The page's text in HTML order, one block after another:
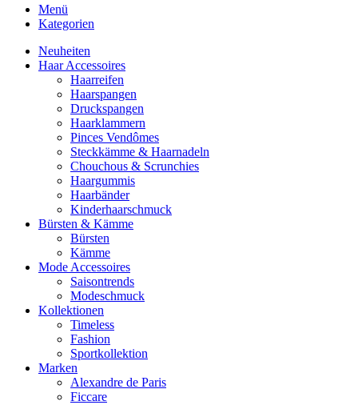
Menü
Kategorien
Neuheiten
Haar Accessoires
Haarreifen
Haarspangen
Druckspangen
Haarklammern
Pinces Vendômes
Steckkämme & Haarnadeln
Chouchous & Scrunchies
Haargummis
Haarbänder
Kinderhaarschmuck
Bürsten & Kämme
Bürsten
Kämme
Mode Accessoires
Saisontrends
Modeschmuck
Kollektionen
Timeless
Fashion
Sportkollektion
Marken
Alexandre de Paris
Ficcare